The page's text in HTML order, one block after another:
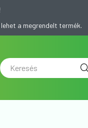
a megrendelt termék.